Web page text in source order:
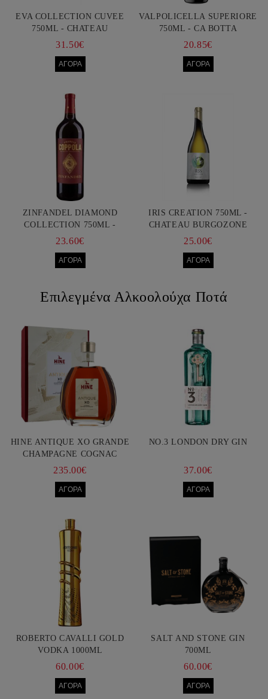
EVA COLLECTION CUVEE
750ML - CHATEAU
BURGOZONE
31.50€
VALPOLICELLA SUPERIORE
750ML - CA BOTTA
20.85€
ZINFANDEL DIAMOND
COLLECTION 750ML -
FRANCIS FORD COPPOLA
23.60€
IRIS CREATION 750ML -
CHATEAU BURGOZONE
25.00€
Επιλεγμένα Αλκοολούχα Ποτά
HINE ANTIQUE XO GRANDE
CHAMPAGNE COGNAC
750ML
235.00€
NO.3 LONDON DRY GIN
37.00€
ROBERTO CAVALLI GOLD
VODKA 1000ML
60.00€
SALT AND STONE GIN
700ML
60.00€